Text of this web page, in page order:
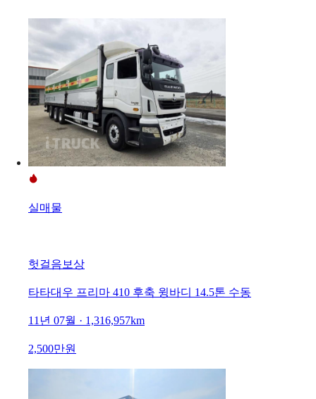
실매물
헛걸음보상
타타대우 프리마 410 후축 윙바디 14.5톤 수동
11년 07월 · 1,316,957km
2,500만원